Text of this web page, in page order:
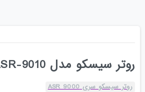
روتر سیسکو مدل ASR-9010
روتر سیسکو سری ASR 9000